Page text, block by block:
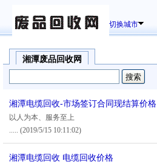
切换城市
湘潭废品回收网
湘潭电缆回收-市场签订合同现结算价格
以人为本、服务至上
..... (2019/5/15 10:11:02)
湘潭电缆回收 电缆回收价格